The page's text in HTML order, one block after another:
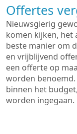
Offertes
Nieuwsgierig
komen kijken, het
beste manier om
en vrijblijvend
een offerte op
worden
binnen het
worden ingegaan.